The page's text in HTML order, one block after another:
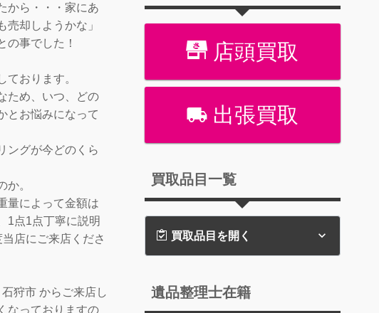
から・・・家にあ
売却しようかな」
の事でした！
ております。
ため、いつ、どの
とお悩みになって
ングが今どのくら
か。
量によって金額は
1点1点丁寧に説明
店にご来店くださ
狩市 からご来店し
なっておりますの
店頭買取
出張買取
買取品目一覧
買取品目を開く
遺品整理士在籍